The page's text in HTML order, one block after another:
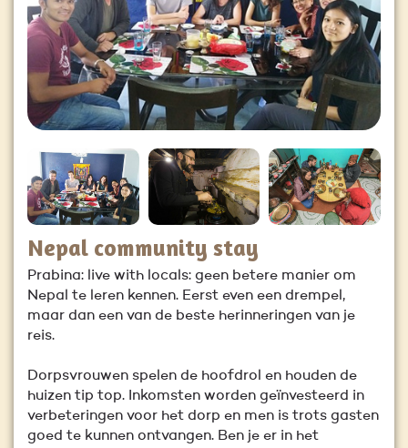
Nepal community stay
Prabina: live with locals: geen betere manier om
Nepal te leren kennen. Eerst even een drempel,
maar dan een van de beste herinneringen van je
reis.
Dorpsvrouwen spelen de hoofdrol en houden de
huizen tip top. Inkomsten worden geïnvesteerd in
verbeteringen voor het dorp en men is trots gasten
goed te kunnen ontvangen. Ben je er in het